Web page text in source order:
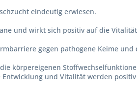
eindeutig erwiesen.
und wirkt sich positiv auf die
gegen pathogene Keime und
körpereigenen
und Vitalität werden positiv